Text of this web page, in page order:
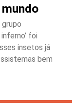
foi
insetos já
bem